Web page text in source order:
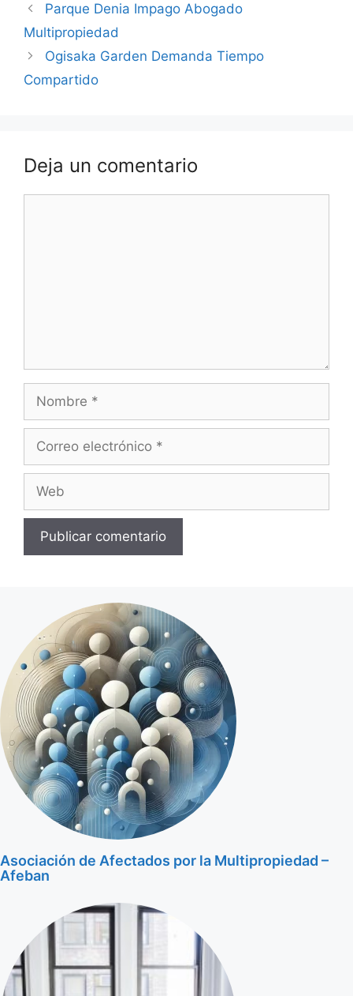
Parque Denia Impago Abogado
Multipropiedad
Ogisaka Garden Demanda Tiempo
Compartido
Deja un comentario
Nombre
Correo
Web
Asociación de Afectados por la Multipropiedad –
Afeban